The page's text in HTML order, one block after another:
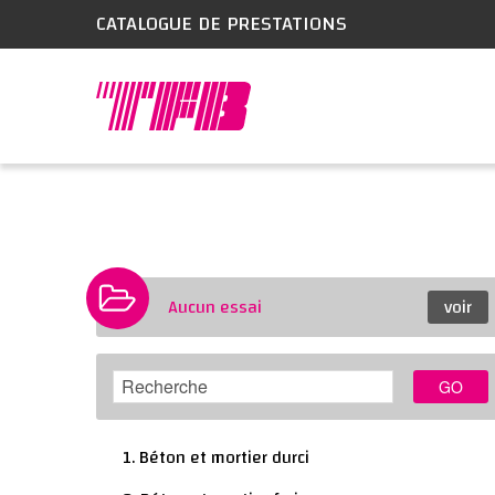
CATALOGUE DE PRESTATIONS
Aucun essai voir
GO
1. Béton et mortier durci